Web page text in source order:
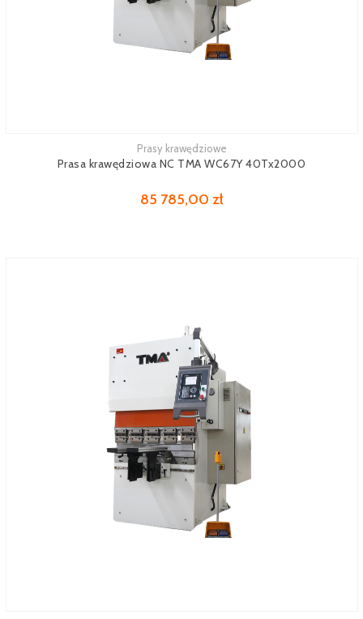
Prasy krawędziowe
Prasa krawędziowa NC TMA WC67Y 40Tx2000
85 785,00 zł